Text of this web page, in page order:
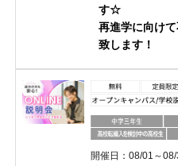
す☆
再進学に向け
致します！
開催日：08/01～08/